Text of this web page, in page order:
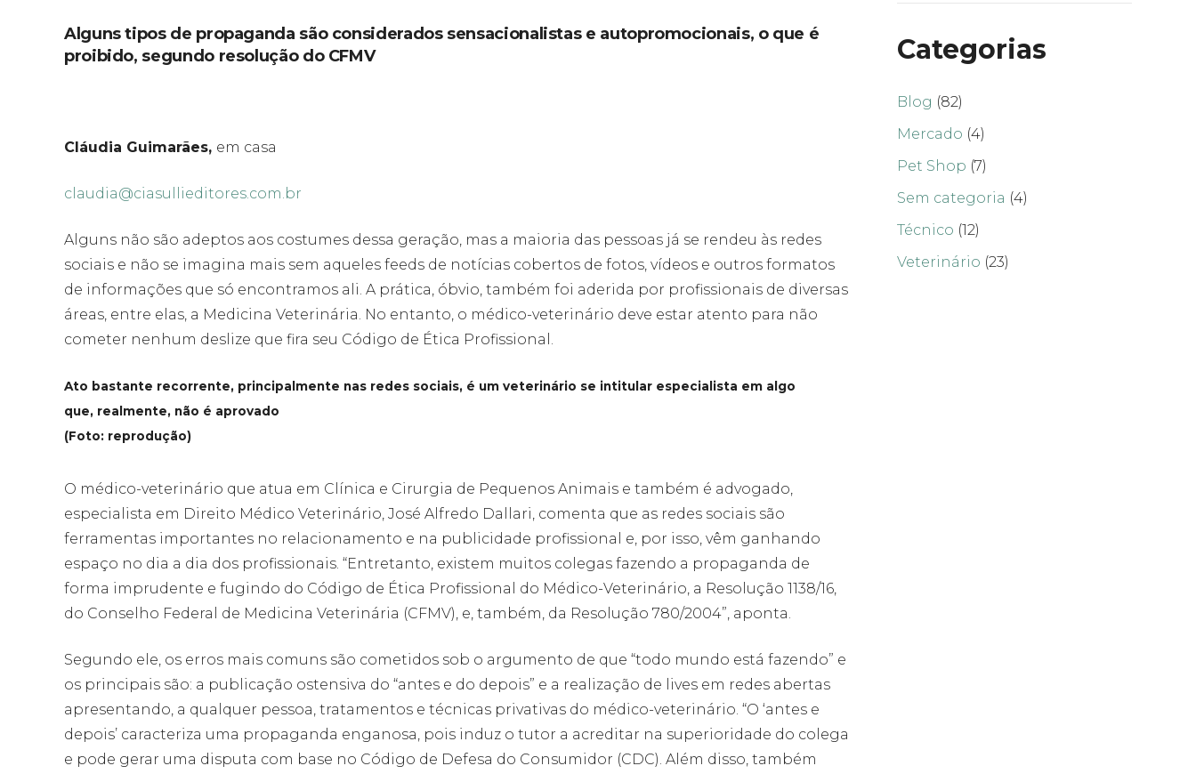
Alguns tipos de propaganda são considerados sensacionalistas e autopromocionais, o que é
proibido, segundo resolução do CFMV
Cláudia Guimarães, em casa
claudia@ciasullieditores.com.br
Alguns não são adeptos aos costumes dessa geração, mas a maioria das pessoas já se rendeu às redes
sociais e não se imagina mais sem aqueles feeds de notícias cobertos de fotos, vídeos e outros formatos
de informações que só encontramos ali. A prática, óbvio, também foi aderida por profissionais de diversas
áreas, entre elas, a Medicina Veterinária. No entanto, o médico-veterinário deve estar atento para não
cometer nenhum deslize que fira seu Código de Ética Profissional.
Ato bastante recorrente, principalmente nas redes sociais, é um veterinário se intitular especialista em algo
que, realmente, não é aprovado
(Foto: reprodução)
O médico-veterinário que atua em Clínica e Cirurgia de Pequenos Animais e também é advogado,
especialista em Direito Médico Veterinário, José Alfredo Dallari, comenta que as redes sociais são
ferramentas importantes no relacionamento e na publicidade profissional e, por isso, vêm ganhando
espaço no dia a dia dos profissionais. “Entretanto, existem muitos colegas fazendo a propaganda de
forma imprudente e fugindo do Código de Ética Profissional do Médico-Veterinário, a Resolução 1138/16,
do Conselho Federal de Medicina Veterinária (CFMV), e, também, da Resolução 780/2004”, aponta.
Segundo ele, os erros mais comuns são cometidos sob o argumento de que “todo mundo está fazendo” e
os principais são: a publicação ostensiva do “antes e do depois” e a realização de lives em redes abertas
apresentando, a qualquer pessoa, tratamentos e técnicas privativas do médico-veterinário. “O ‘antes e
depois’ caracteriza uma propaganda enganosa, pois induz o tutor a acreditar na superioridade do colega
e pode gerar uma disputa com base no Código de Defesa do Consumidor (CDC). Além disso, também
Categorias
Blog (82)
Mercado (4)
Pet Shop (7)
Sem categoria (4)
Técnico (12)
Veterinário (23)